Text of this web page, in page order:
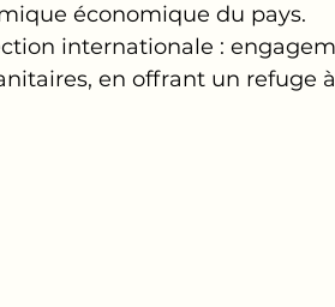
économique du pays.
internationale :
en offrant un refuge